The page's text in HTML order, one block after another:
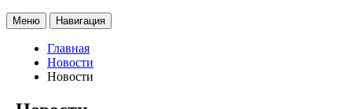
Меню Навигация
Главная
Новости
Новости